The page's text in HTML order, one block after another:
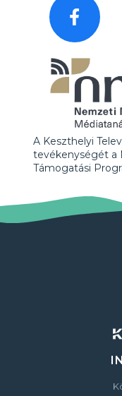
A Keszthelyi
tevékenységét a
Támogatási